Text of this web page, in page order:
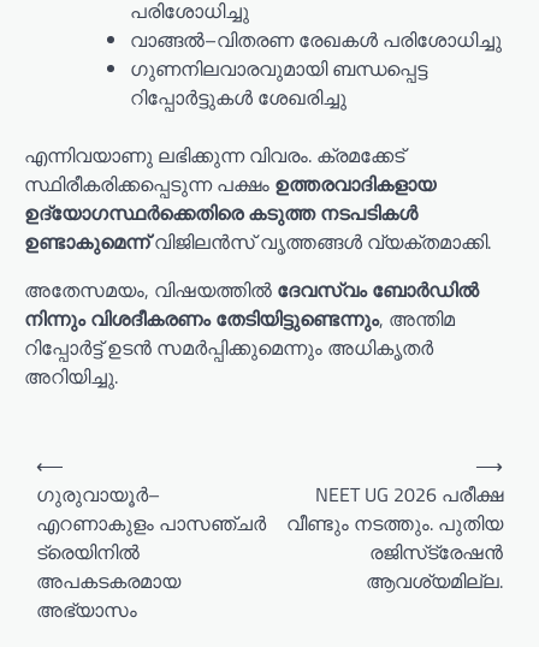
പരിശോധിച്ചു
വാങ്ങല്‍–വിതരണ രേഖകള്‍ പരിശോധിച്ചു
ഗുണനിലവാരവുമായി ബന്ധപ്പെട്ട
റിപ്പോര്‍ട്ടുകള്‍ ശേഖരിച്ചു
എന്നിവയാണു ലഭിക്കുന്ന വിവരം. ക്രമക്കേട്
സ്ഥിരീകരിക്കപ്പെടുന്ന പക്ഷം ഉത്തരവാദികളായ
ഉദ്യോഗസ്ഥര്‍ക്കെതിരെ കടുത്ത നടപടികള്‍
ഉണ്ടാകുമെന്ന്വിജിലന്‍സ് വൃത്തങ്ങള്‍ വ്യക്തമാക്കി.
അതേസമയം, വിഷയത്തില്‍ ദേവസ്വം ബോര്‍ഡില്‍
നിന്നും വിശദീകരണം തേടിയിട്ടുണ്ടെന്നും, അന്തിമ
റിപ്പോര്‍ട്ട് ഉടന്‍ സമര്‍പ്പിക്കുമെന്നും അധികൃതര്‍
അറിയിച്ചു.
⟵
ഗുരുവായൂർ–
എറണാകുളം പാസഞ്ചർ
ട്രെയിനിൽ
അപകടകരമായ
അഭ്യാസം
NEET UG 2026 പരീക്ഷ
വീണ്ടും നടത്തും. പുതിയ
രജിസ്‌ട്രേഷൻ
ആവശ്യമില്ല.
⟶